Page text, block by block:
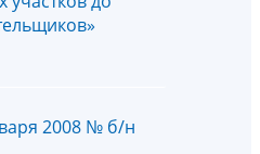
2008 № б/н